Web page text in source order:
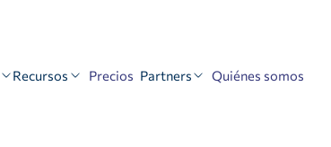
Recursos Precios Partners Quiénes somos